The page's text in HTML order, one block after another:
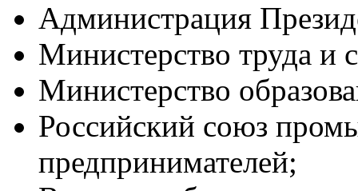
Администрация
Министерство труда
Министерство
Российский союз
предпринимателей;